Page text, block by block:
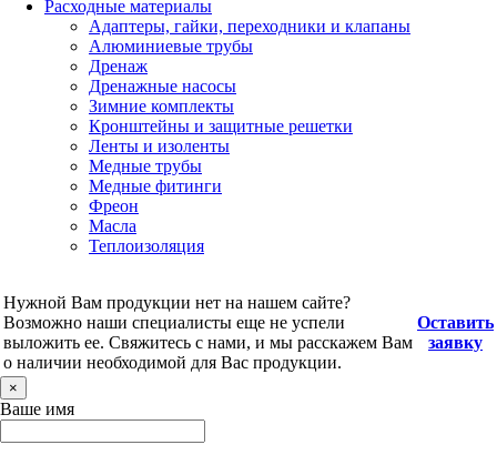
Расходные материалы
Адаптеры, гайки, переходники и клапаны
Алюминиевые трубы
Дренаж
Дренажные насосы
Зимние комплекты
Кронштейны и защитные решетки
Ленты и изоленты
Медные трубы
Медные фитинги
Фреон
Масла
Теплоизоляция
Нужной Вам продукции нет на нашем сайте?
Возможно наши специалисты еще не успели
выложить ее. Свяжитесь с нами, и мы расскажем Вам
о наличии необходимой для Вас продукции.
Оставить
заявку
×
Ваше имя